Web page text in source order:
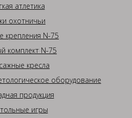
атлетика
охотничьи
крепления N-75
комплект N-75
кресла
оборудование
продукция
игры